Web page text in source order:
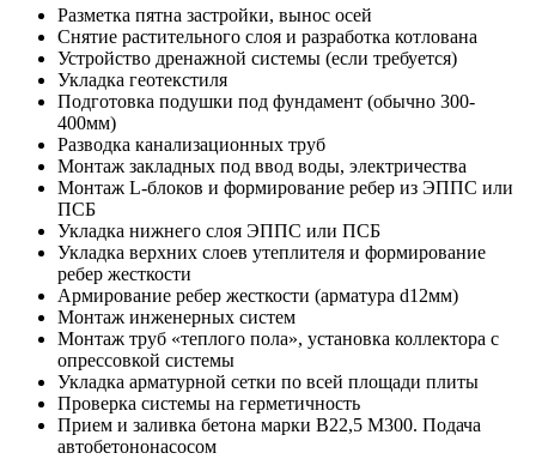
Разметка пятна застройки, вынос осей
Снятие растительного слоя и разработка котлована
Устройство дренажной системы (если требуется)
Укладка геотекстиля
Подготовка подушки под фундамент (обычно 300-
400мм)
Разводка канализационных труб
Монтаж закладных под ввод воды, электричества
Монтаж L-блоков и формирование ребер из ЭППС или
ПСБ
Укладка нижнего слоя ЭППС или ПСБ
Укладка верхних слоев утеплителя и формирование
ребер жесткости
Армирование ребер жесткости (арматура d12мм)
Монтаж инженерных систем
Монтаж труб «теплого пола», установка коллектора с
опрессовкой системы
Укладка арматурной сетки по всей площади плиты
Проверка системы на герметичность
Прием и заливка бетона марки В22,5 М300. Подача
автобетононасосом